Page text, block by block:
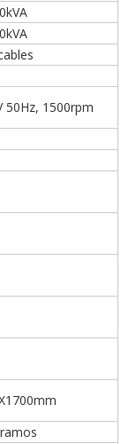
50Hz, 1500rpm